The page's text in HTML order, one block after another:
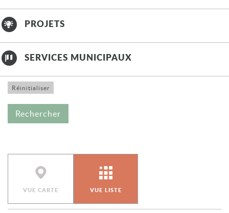
PROJETS
SERVICES MUNICIPAUX
VUE CARTE VUE LISTE